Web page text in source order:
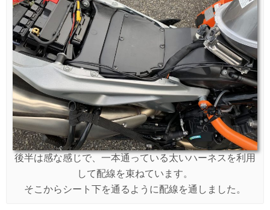
後半は感な感じで、一本通っている太いハーネスを利用
して配線を束ねています。
そこからシート下を通るように配線を通しました。